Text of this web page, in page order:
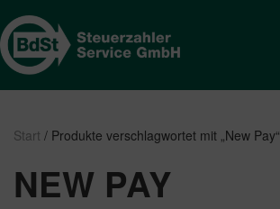
Start / Produkte verschlagwortet mit „New Pay“
NEW PAY